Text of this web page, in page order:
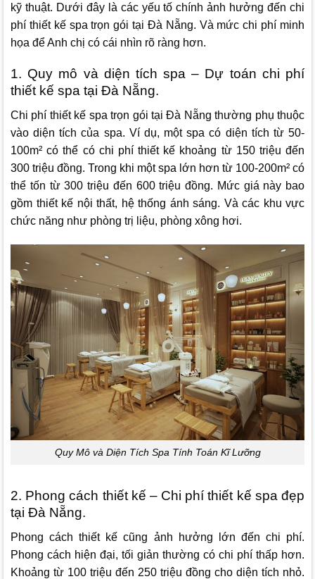
kỹ thuật. Dưới đây là các yếu tố chính ảnh hưởng đến chi
phí thiết kế spa trọn gói tại Đà Nẵng. Và mức chi phí minh
họa để Anh chị có cái nhìn rõ ràng hơn.
1. Quy mô và diện tích spa – Dự toán chi phí
thiết kế spa tại Đà Nẵng.
Chi phí thiết kế spa trọn gói tại Đà Nẵng thường phụ thuộc
vào diện tích của spa. Ví dụ, một spa có diện tích từ 50-
100m² có thể có chi phí thiết kế khoảng từ 150 triệu đến
300 triệu đồng. Trong khi một spa lớn hơn từ 100-200m² có
thể tốn từ 300 triệu đến 600 triệu đồng. Mức giá này bao
gồm thiết kế nội thất, hệ thống ánh sáng. Và các khu vực
chức năng như phòng trị liệu, phòng xông hơi.
Quy Mô và Diện Tích Spa Tính Toán Kĩ Lưỡng
2. Phong cách thiết kế – Chi phí thiết kế spa đẹp
tại Đà Nẵng.
Phong cách thiết kế cũng ảnh hưởng lớn đến chi phí.
Phong cách hiện đại, tối giản thường có chi phí thấp hơn.
Khoảng từ 100 triệu đến 250 triệu đồng cho diện tích nhỏ.